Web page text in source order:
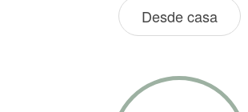
Desde casa